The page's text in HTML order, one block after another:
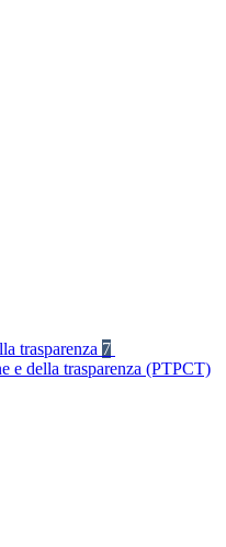
trasparenza 7
e della trasparenza (PTPCT)